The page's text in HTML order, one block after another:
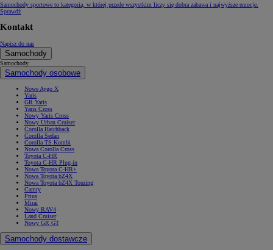
Samochody sportowe to kategoria, w której przede wszystkim liczy się dobra zabawa i najwyższe emocje.
Sprawdź
Kontakt
Napisz do nas
Samochody
Samochody
Samochody osobowe
Nowe Aygo X
Yaris
GR Yaris
Yaris Cross
Nowy Yaris Cross
Nowy Urban Cruiser
Corolla Hatchback
Corolla Sedan
Corolla TS Kombi
Nowa Corolla Cross
Toyota C-HR
Toyota C-HR Plug-in
Nowa Toyota C-HR+
Nowa Toyota bZ4X
Nowa Toyota bZ4X Touring
Camry
Prius
Mirai
Nowy RAV4
Land Cruiser
Nowy GR GT
Samochody dostawcze